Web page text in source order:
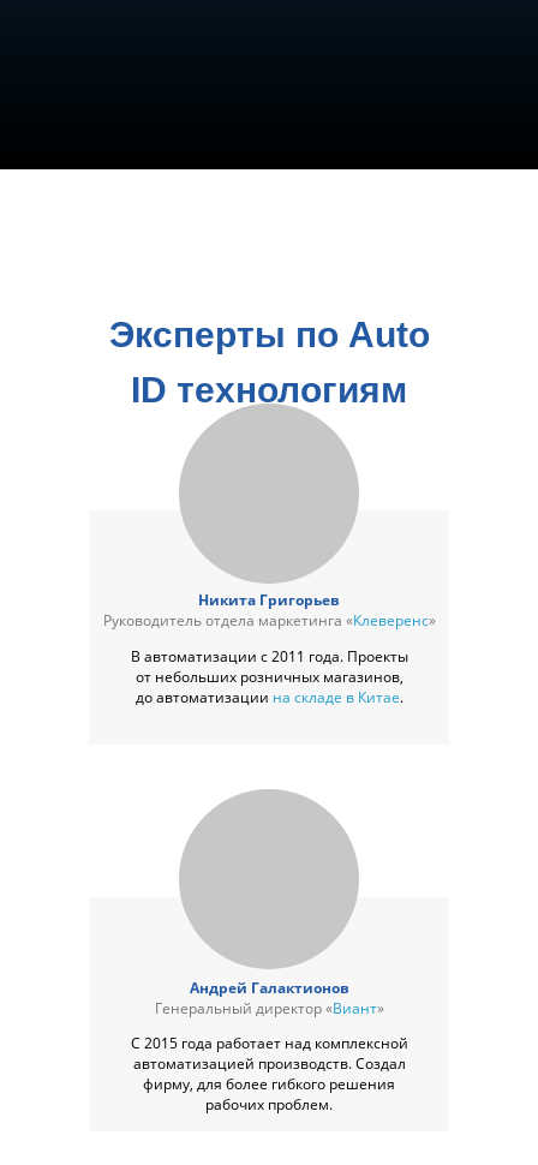
Никита Григорьев
В автоматизации с 2011 года. Проекты
от небольших розничных магазинов,
до автоматизации на складе в Китае.
Руководитель отдела маркетинга «Клеверенс»
С 2015 года работает над комплексной
автоматизацией производств. Создал
фирму, для более гибкого решения
рабочих проблем.
Генеральный директор «Виант»
Андрей Галактионов
Эксперты по Auto
ID технологиям